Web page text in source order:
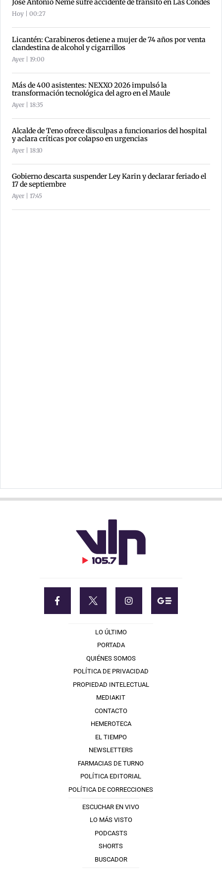
José Antonio Neme sufre accidente de tránsito en Las Condes
Hoy | 00:27
Licantén: Carabineros detiene a mujer de 74 años por venta
clandestina de alcohol y cigarrillos
Ayer | 19:00
Más de 400 asistentes: NEXXO 2026 impulsó la
transformación tecnológica del agro en el Maule
Ayer | 18:35
Alcalde de Teno ofrece disculpas a funcionarios del hospital
y aclara críticas por colapso en urgencias
Ayer | 18:10
Gobierno descarta suspender Ley Karin y declarar feriado el
17 de septiembre
Ayer | 17:45
LO ÚLTIMO
PORTADA
QUIÉNES SOMOS
POLÍTICA DE PRIVACIDAD
PROPIEDAD INTELECTUAL
MEDIAKIT
CONTACTO
HEMEROTECA
EL TIEMPO
NEWSLETTERS
FARMACIAS DE TURNO
POLÍTICA EDITORIAL
POLÍTICA DE CORRECCIONES
ESCUCHAR EN VIVO
LO MÁS VISTO
PODCASTS
SHORTS
BUSCADOR